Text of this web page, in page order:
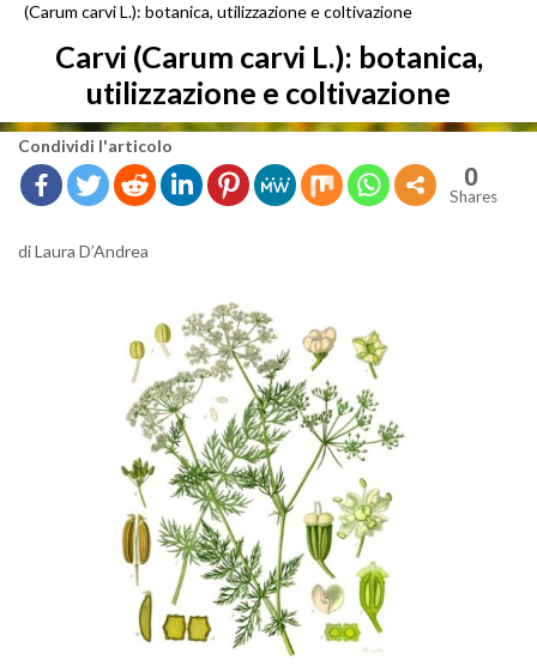
(Carum carvi L.): botanica, utilizzazione e coltivazione
Carvi (Carum carvi L.): botanica,
utilizzazione e coltivazione
Con­di­vi­di l'ar­ti­co­lo
0
Shares
di Laura D’An­drea